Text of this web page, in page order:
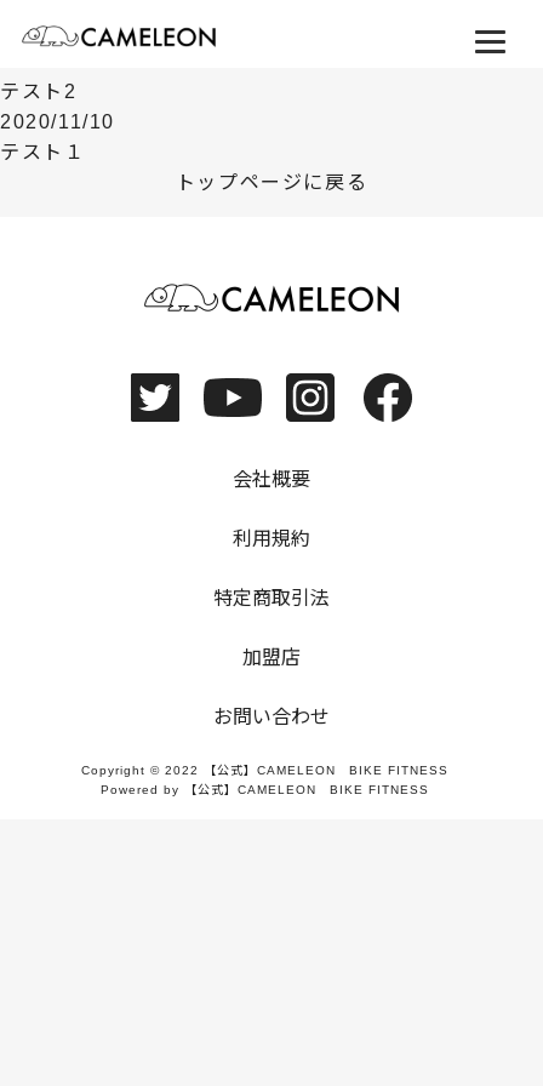
お知らせ
テスト2
2020/11/10
テスト１
トップページに戻る
会社概要
利用規約
特定商取引法
加盟店
お問い合わせ
Copyright © 2022 【公式】CAMELEON BIKE FITNESS
Powered by 【公式】CAMELEON BIKE FITNESS